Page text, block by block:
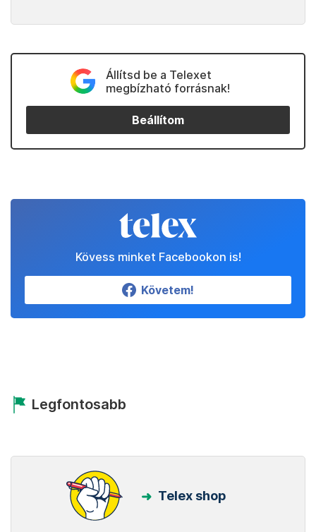
Állítsd be a Telexet
megbízható forrásnak!
Beállítom
Kövess minket Facebookon is!
Követem!
Legfontosabb
Telex shop